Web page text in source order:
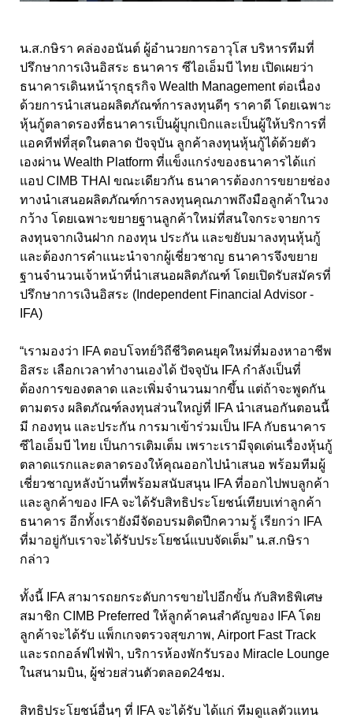
น.ส.กษิรา คล่องอนันต์ ผู้อำนวยการอาวุโส บริหารทีมที่
ปรึกษาการเงินอิสระ ธนาคาร ซีไอเอ็มบี ไทย เปิดเผยว่า
ธนาคารเดินหน้ารุกธุรกิจ Wealth Management ต่อเนื่อง
ด้วยการนำเสนอผลิตภัณฑ์การลงทุนดีๆ ราคาดี โดยเฉพาะ
หุ้นกู้ตลาดรองที่ธนาคารเป็นผู้บุกเบิกและเป็นผู้ให้บริการที่
แอคทีฟที่สุดในตลาด ปัจจุบัน ลูกค้าลงทุนหุ้นกู้ได้ด้วยตัว
เองผ่าน Wealth Platform ที่แข็งแกร่งของธนาคารได้แก่
แอป CIMB THAI ขณะเดียวกัน ธนาคารต้องการขยายช่อง
ทางนำเสนอผลิตภัณฑ์การลงทุนคุณภาพถึงมือลูกค้าในวง
กว้าง โดยเฉพาะขยายฐานลูกค้าใหม่ที่สนใจกระจายการ
ลงทุนจากเงินฝาก กองทุน ประกัน และขยับมาลงทุนหุ้นกู้
และต้องการคำแนะนำจากผู้เชี่ยวชาญ ธนาคารจึงขยาย
ฐานจำนวนเจ้าหน้าที่นำเสนอผลิตภัณฑ์ โดยเปิดรับสมัครที่
ปรึกษาการเงินอิสระ (Independent Financial Advisor -
IFA)
“เรามองว่า IFA ตอบโจทย์วิถีชีวิตคนยุคใหม่ที่มองหาอาชีพ
อิสระ เลือกเวลาทำงานเองได้ ปัจจุบัน IFA กำลังเป็นที่
ต้องการของตลาด และเพิ่มจำนวนมากขึ้น แต่ถ้าจะพูดกัน
ตามตรง ผลิตภัณฑ์ลงทุนส่วนใหญ่ที่ IFA นำเสนอกันตอนนี้
มี กองทุน และประกัน การมาเข้าร่วมเป็น IFA กับธนาคาร
ซีไอเอ็มบี ไทย เป็นการเติมเต็ม เพราะเรามีจุดเด่นเรื่องหุ้นกู้
ตลาดแรกและตลาดรองให้คุณออกไปนำเสนอ พร้อมทีมผู้
เชี่ยวชาญหลังบ้านที่พร้อมสนับสนุน IFA ที่ออกไปพบลูกค้า
และลูกค้าของ IFA จะได้รับสิทธิประโยชน์เทียบเท่าลูกค้า
ธนาคาร อีกทั้งเรายังมีจัดอบรมติดปีกความรู้ เรียกว่า IFA
ที่มาอยู่กับเราจะได้รับประโยชน์แบบจัดเต็ม” น.ส.กษิรา
กล่าว
ทั้งนี้ IFA สามารถยกระดับการขายไปอีกขั้น กับสิทธิพิเศษ
สมาชิก CIMB Preferred ให้ลูกค้าคนสำคัญของ IFA โดย
ลูกค้าจะได้รับ แพ็กเกจตรวจสุขภาพ, Airport Fast Track
และรถกอล์ฟไฟฟ้า, บริการห้องพักรับรอง Miracle Lounge
ในสนามบิน, ผู้ช่วยส่วนตัวตลอด24ชม.
สิทธิประโยชน์อื่นๆ ที่ IFA จะได้รับ ได้แก่ ทีมดูแลตัวแทน